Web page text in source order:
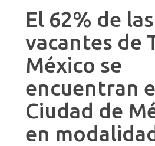
El 62% de las
vacantes de
México se
encuentran
Ciudad de
en